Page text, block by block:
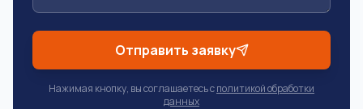
Отправить заявку
Нажимая кнопку, вы соглашаетесь сполитикой обработки
данных